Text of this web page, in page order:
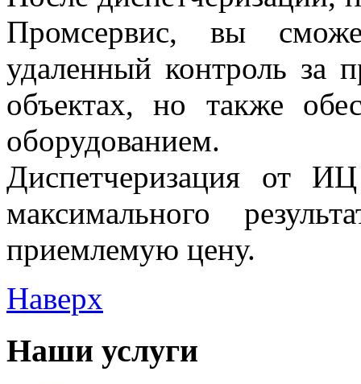
Промсервис, вы
удаленный контроль за
объектах, но также
оборудованием.
Диспетчеризация от
максимального
приемлемую цену.
Наверх
Наши услуги